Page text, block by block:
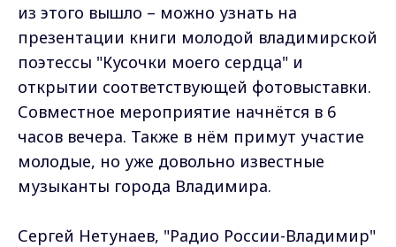
из этого вышло – можно узнать на
презентации книги молодой владимирской
поэтессы "Кусочки моего сердца" и
открытии соответствующей фотовыставки.
Совместное мероприятие начнётся в 6
часов вечера. Также в нём примут участие
молодые, но уже довольно известные
музыканты города Владимира.
Сергей Нетунаев, "Радио России-Владимир"